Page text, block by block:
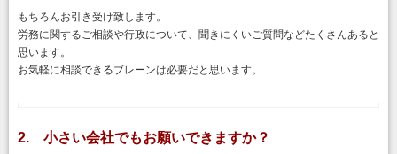
もちろんお引き受け致します。
労務に関するご相談や行政について、聞きにくいご質問などたくさんあると
思います。
お気軽に相談できるブレーンは必要だと思います。
2. 小さい会社でもお願いできますか？